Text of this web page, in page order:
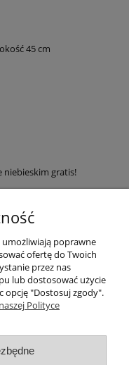
45 cm
niebieskim gratis!
RTV 12
poprawne
ofertę do Twoich
przez nas
lub dostosować użycie
opcję "Dostosuj zgody".
Polityce